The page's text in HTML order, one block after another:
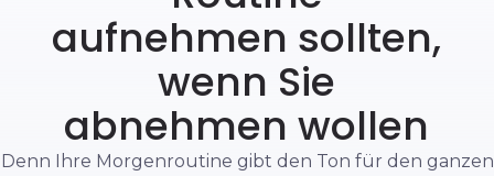
aufnehmen sollten,
wenn Sie
abnehmen wollen
Denn Ihre Morgenroutine gibt den Ton für den ganzen